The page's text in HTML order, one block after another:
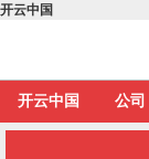
开云中国
开云中国 公司